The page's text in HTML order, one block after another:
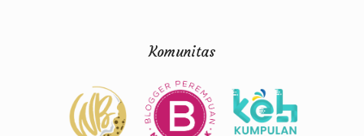
Komunitas